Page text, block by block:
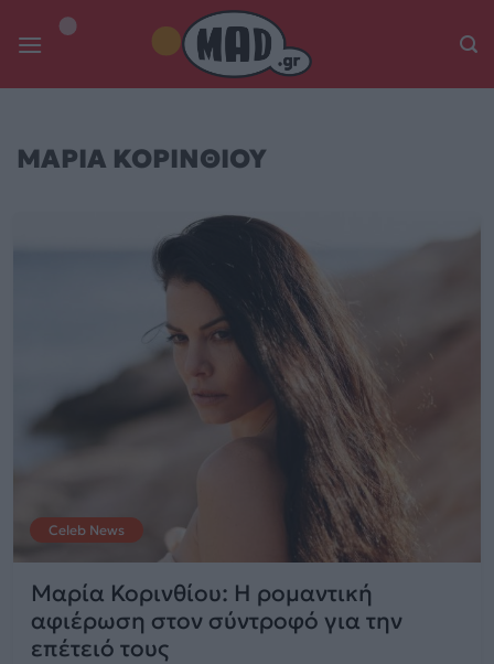
ΜΑΡΙΑ ΚΟΡΙΝΘΙΟΥ
Celeb News
Μαρία Κορινθίου: Η ρομαντική
αφιέρωση στον σύντροφό για την
επέτειό τους